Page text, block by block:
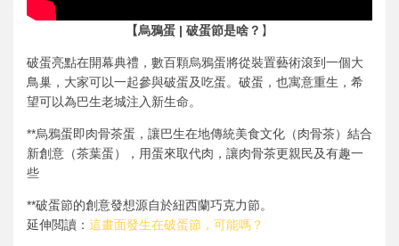
【烏鴉蛋 | 破蛋節是啥？ 】
破蛋亮點在開幕典禮，數百顆烏鴉蛋將從裝置藝術滾到一個大
鳥巢，大家可以一起參與破蛋及吃蛋。破蛋，也寓意重生，希
望可以為巴生老城注入新生命。
**烏鴉蛋即肉骨茶蛋，讓巴生在地傳統美食文化（肉骨茶）結合
新創意（茶葉蛋），用蛋來取代肉，讓肉骨茶更親民及有趣一
些
**破蛋節的創意發想源自於紐西蘭巧克力節。
延伸閲讀： 這畫面發生在破蛋節，可能嗎？